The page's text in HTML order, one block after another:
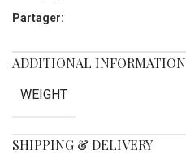
Partager:
ADDITIONAL INFORMATION
WEIGHT
SHIPPING & DELIVERY